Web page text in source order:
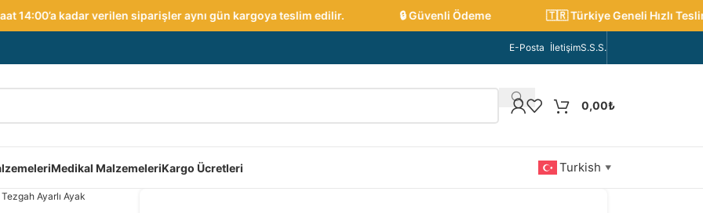
14:00’a kadar verilen siparişler aynı gün kargoya teslim edilir. 🔒 Güvenli Ödeme 🇹🇷 Türkiye Geneli Hızlı
E-Posta İletişimS.S.S.
0,00₺
Medikal MalzemeleriKargo Ücretleri Turkish ▼